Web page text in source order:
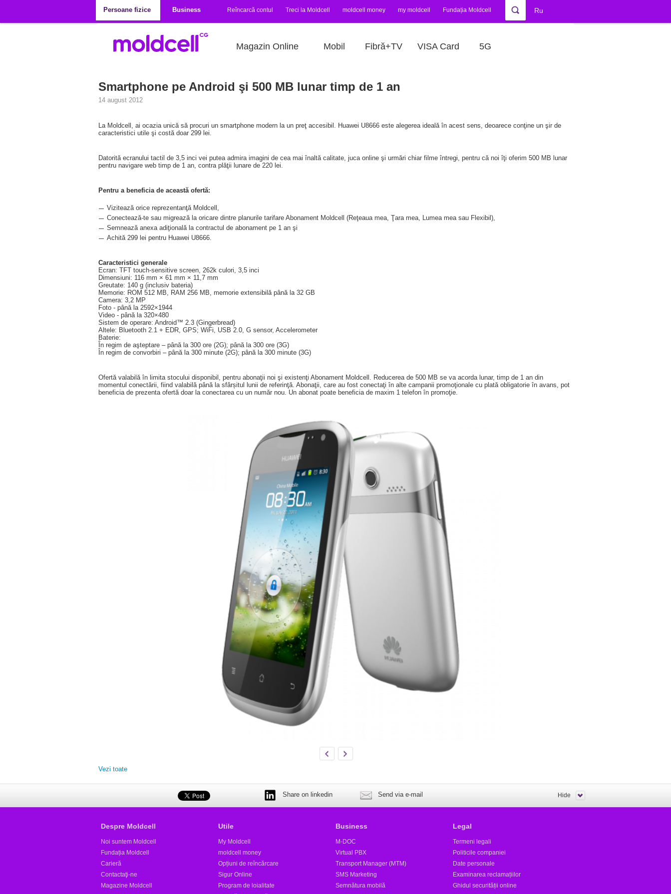
Persoane fizice
Business Reîncarcă contul Treci la Moldcell moldcell money my moldcell Fundația Moldcell Ru
Magazin Online Mobil Fibră+TV VISA Card 5G
Smartphone pe Android şi 500 MB lunar timp de 1 an
14 august 2012
La Moldcell, ai ocazia unică să procuri un smartphone modern la un preţ accesibil. Huawei U8666 este alegerea ideală în acest sens, deoarece conţine un şir de
caracteristici utile şi costă doar 299 lei.
Datorită ecranului tactil de 3,5 inci vei putea admira imagini de cea mai înaltă calitate, juca online şi urmări chiar filme întregi, pentru că noi îţi oferim 500 MB lunar
pentru navigare web timp de 1 an, contra plăţii lunare de 220 lei.
Pentru a beneficia de această ofertă:
Vizitează orice reprezentanţă Moldcell,
Conectează-te sau migrează la oricare dintre planurile tarifare Abonament Moldcell (Reţeaua mea, Ţara mea, Lumea mea sau Flexibil),
Semnează anexa adiţională la contractul de abonament pe 1 an şi
Achită 299 lei pentru Huawei U8666.
Caracteristici generale
Ecran: TFT touch-sensitive screen, 262k culori, 3,5 inci
Dimensiuni: 116 mm × 61 mm × 11,7 mm
Greutate: 140 g (inclusiv bateria)
Memorie: ROM 512 MB, RAM 256 MB, memоrie extensibilă până la 32 GB
Camera: 3,2 MP
Foto - până la 2592×1944
Video - până la 320×480
Sistem de operare: Android™ 2.3 (Gingerbread)
Altele: Bluetooth 2.1 + EDR, GPS; WiFi, USB 2.0, G sensor, Accelerometer
Baterie:
În regim de aşteptare – până la 300 ore (2G); până la 300 ore (3G)
În regim de convorbiri – până la 300 minute (2G); până la 300 minute (3G)
Ofertă valabilă în limita stocului disponibil, pentru abonaţii noi şi existenţi Abonament Moldcell. Reducerea de 500 MB se va acorda lunar, timp de 1 an din
momentul conectării, fiind valabilă până la sfârșitul lunii de referinţă. Abonaţii, care au fost conectaţi în alte campanii promoţionale cu plată obligatorie în avans, pot
beneficia de prezenta ofertă doar la conectarea cu un număr nou. Un abonat poate beneficia de maxim 1 telefon în promoţie.
Vezi toate
Share on linkedin Send via e-mail Hide
Despre Moldcell
Noi suntem Moldcell
Fundația Moldcell
Carieră
Contactaţi-ne
Magazine Moldcell
Utile
My Moldcell
moldcell money
Opțiuni de reîncărcare
Sigur Online
Program de loialitate
Business
M-DOC
Virtual PBX
Transport Manager (MTM)
SMS Marketing
Semnătura mobilă
Legal
Termeni legali
Politicile companiei
Date personale
Examinarea reclamațiilor
Ghidul securității online